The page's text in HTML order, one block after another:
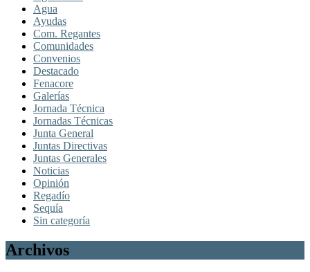
Agua
Ayudas
Com. Regantes
Comunidades
Convenios
Destacado
Fenacore
Galerías
Jornada Técnica
Jornadas Técnicas
Junta General
Juntas Directivas
Juntas Generales
Noticias
Opinión
Regadío
Sequía
Sin categoría
Archivos